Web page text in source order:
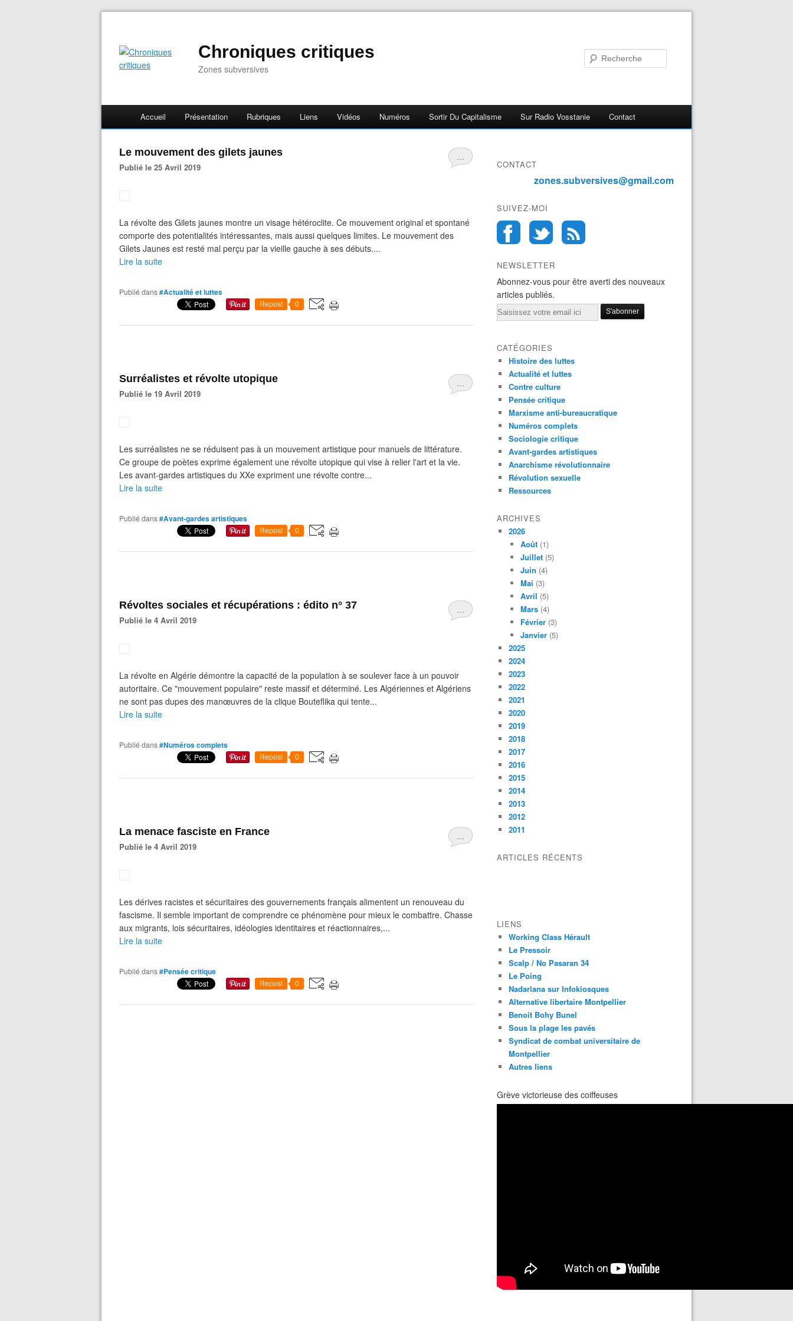
Chroniques critiques
Zones subversives
Accueil Présentation Rubriques Liens Vidéos Numéros Sortir Du Capitalisme Sur Radio Vosstanie Contact
…
Le mouvement des gilets jaunes
Publié le 25 Avril 2019
La révolte des Gilets jaunes montre un visage hétéroclite. Ce mouvement original et spontané
comporte des potentialités intéressantes, mais aussi quelques limites. Le mouvement des
Gilets Jaunes est resté mal perçu par la vieille gauche à ses débuts....
Lire la suite
Publié dans#Actualité et luttes
Repost 0
…
Surréalistes et révolte utopique
Publié le 19 Avril 2019
Les surréalistes ne se réduisent pas à un mouvement artistique pour manuels de littérature.
Ce groupe de poètes exprime également une révolte utopique qui vise à relier l'art et la vie.
Les avant-gardes artistiques du XXe expriment une révolte contre...
Lire la suite
Publié dans#Avant-gardes artistiques
Repost 0
…
Révoltes sociales et récupérations : édito n° 37
Publié le 4 Avril 2019
La révolte en Algérie démontre la capacité de la population à se soulever face à un pouvoir
autoritaire. Ce "mouvement populaire" reste massif et déterminé. Les Algériennes et Algériens
ne sont pas dupes des manœuvres de la clique Bouteflika qui tente...
Lire la suite
Publié dans#Numéros complets
Repost 0
…
La menace fasciste en France
Publié le 4 Avril 2019
Les dérives racistes et sécuritaires des gouvernements français alimentent un renouveau du
fascisme. Il semble important de comprendre ce phénomène pour mieux le combattre. Chasse
aux migrants, lois sécuritaires, idéologies identitaires et réactionnaires,...
Lire la suite
Publié dans#Pensée critique
Repost 0
CONTACT
zones.subversives@gmail.com
SUIVEZ-MOI
NEWSLETTER
Abonnez-vous pour être averti des nouveaux
articles publiés.
Email
CATÉGORIES
Histoire des luttes
Actualité et luttes
Contre culture
Pensée critique
Marxisme anti-bureaucratique
Numéros complets
Sociologie critique
Avant-gardes artistiques
Anarchisme révolutionnaire
Révolution sexuelle
Ressources
ARCHIVES
2026
Août (1)
Juillet (5)
Juin (4)
Mai (3)
Avril (5)
Mars (4)
Février (3)
Janvier (5)
2025
2024
2023
2022
2021
2020
2019
2018
2017
2016
2015
2014
2013
2012
2011
ARTICLES RÉCENTS
LIENS
Working Class Hérault
Le Pressoir
Scalp / No Pasaran 34
Le Poing
Nadarlana sur Infokiosques
Alternative libertaire Montpellier
Benoit Bohy Bunel
Sous la plage les pavés
Syndicat de combat universitaire de
Montpellier
Autres liens
Grève victorieuse des coiffeuses